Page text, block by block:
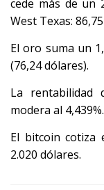
cede más de un
West Texas:
El oro suma un
(76,24 dólares).
La rentabilidad
modera al 4,439%.
El bitcoin cotiza
2.020 dólares.